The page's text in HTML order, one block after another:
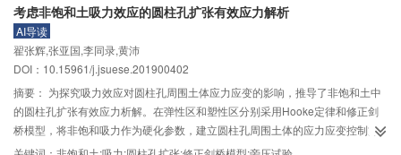
裂面以张拉破坏为主；2）深部不均匀沉降首先导致了土体内部发生由下至上的
滑动破坏，进而使桩基础发生了失稳，最终导致基础附近发生由上至下的破
坏；3）深部不均匀沉降范围通过影响上部土体的变形局部化的时空分布情况改
变了土坡滑裂面的位置与形状；4）深部不均匀沉降条件对土坡的影响存在一定
的范围，影响区边界均呈绕桩分布。
考虑非饱和土吸力效应的圆柱孔扩张有效应力解析
AI导读
翟张辉,张亚国,李同录,黄沛
DOI：10.15961/j.jsuese.201900402
摘要： 为探究吸力效应对圆柱孔周围土体应力应变的影响，推导了非饱和土中
的圆柱孔扩张有效应力析解。在弹性区和塑性区分别采用Hooke定律和修正剑
桥模型，将非饱和吸力作为硬化参数，建立圆柱孔周围土体的应力应变控制方
程。通过引入辅助变量，将欧拉坐标系下的平衡微分方程转至拉格朗日坐标